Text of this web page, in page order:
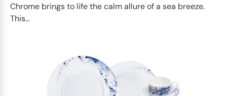
Chrome brings to life the calm allure of a sea breeze.
This...